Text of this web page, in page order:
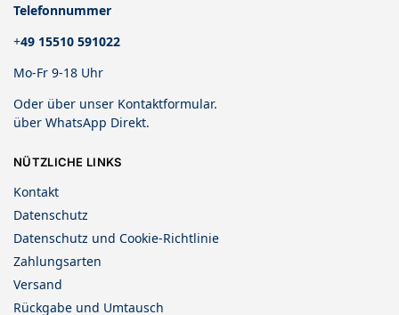
Telefonnummer
+49 15510 591022
Mo-Fr 9-18 Uhr
Oder über unser Kontaktformular.
über WhatsApp Direkt.
NÜTZLICHE LINKS
Kontakt
Datenschutz
Datenschutz und Cookie-Richtlinie
Zahlungsarten
Versand
Rückgabe und Umtausch